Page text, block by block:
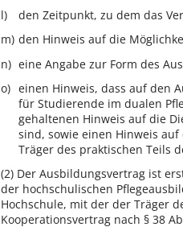
den Zeitpunkt, zu dem das
den Hinweis auf die
eine Angabe zur Form des
einen Hinweis, dass auf den
für Studierende im dualen
gehaltenen Hinweis auf die
sind, sowie einen Hinweis
Träger des praktischen Teils
(2) Der Ausbildungsvertrag ist
der hochschulischen
Hochschule, mit der der Träger
Kooperationsvertrag nach § 38